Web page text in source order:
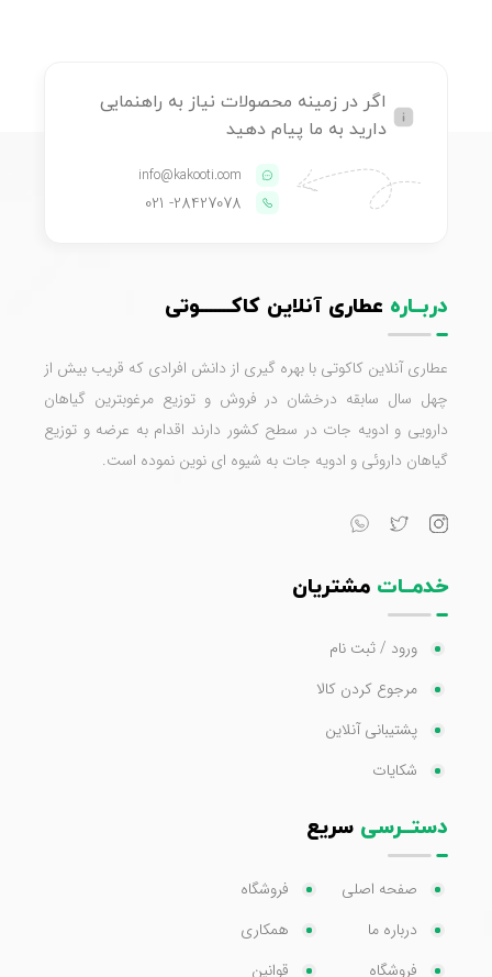
اگر در زمینه محصولات نیاز به راهنمایی
دارید به ما پیام دهید
info@kakooti.com
28427078
- 021
دربــاره عطاری آنلاین کاکـــــــوتی
عطاری آنلاین کاکوتی با بهره گیری از دانش افرادی که قریب بیش از
چهل سال سابقه درخشان در فروش و توزیع مرغوبترین گیاهان
دارویی و ادویه جات در سطح کشور دارند اقدام به عرضه و توزیع
گیاهان داروئی و ادویه جات به شیوه ای نوین نموده است.
خدمــات مشتریان
ورود / ثبت نام
مرجوع کردن کالا
پشتیبانی آنلاین
شکایات
دستــرسی سریع
صفحه اصلی
درباره ما
فروشگاه
فروشگاه
همکاری
قوانین